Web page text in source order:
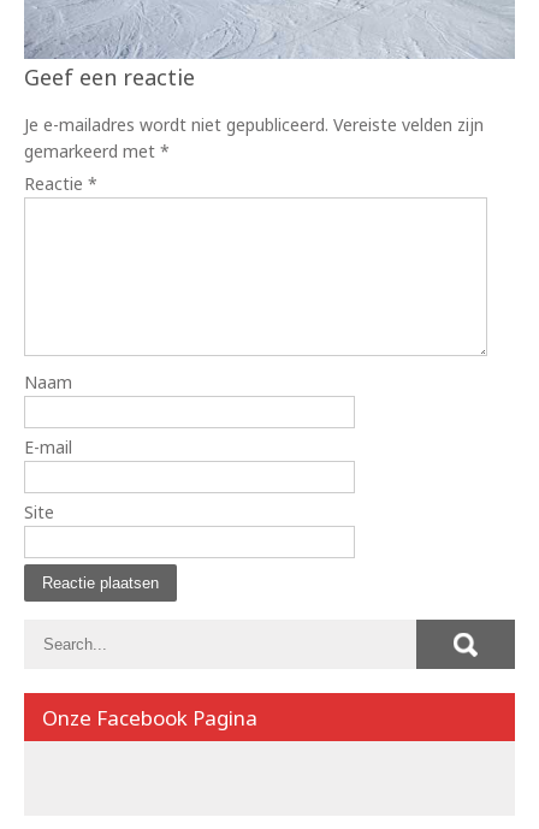
Geef een reactie
Je e-mailadres wordt niet gepubliceerd. Vereiste velden zijn
gemarkeerd met *
Reactie *
Naam
E-mail
Site
Onze Facebook Pagina